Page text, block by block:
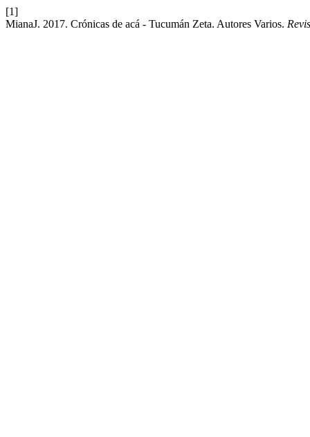
[1]
MianaJ. 2017. Crónicas de acá - Tucumán Zeta. Autores Varios.